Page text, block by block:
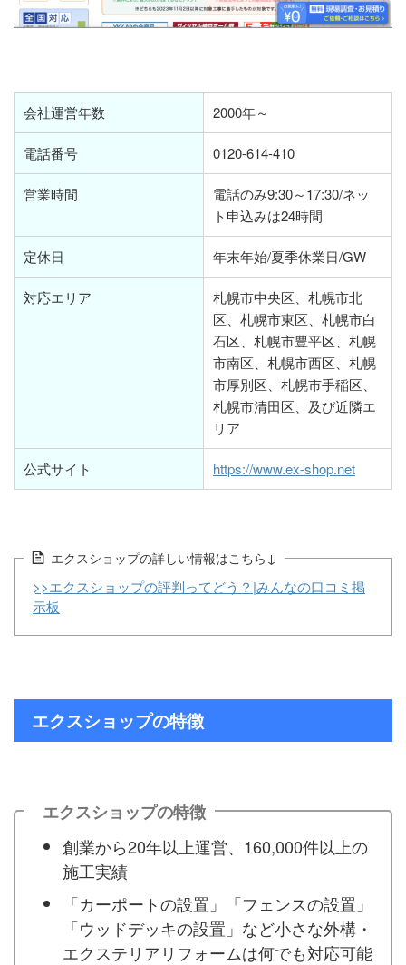
会社運営年数 2000年～
電話番号 0120-614-410
営業時間
電話のみ9:30～17:30/ネッ
ト申込みは24時間
定休日 年末年始/夏季休業日/GW
対応エリア
札幌市中央区、札幌市北
区、札幌市東区、札幌市白
石区、札幌市豊平区、札幌
市南区、札幌市西区、札幌
市厚別区、札幌市手稲区、
札幌市清田区、及び近隣エ
リア
公式サイト https://www.ex-shop.net
エクスショップの詳しい情報はこちら↓
>>エクスショップの評判ってどう？|みんなの口コミ掲
示板
エクスショップの特徴
エクスショップの特徴
創業から20年以上運営、160,000件以上の
施工実績
「カーポートの設置」「フェンスの設置」
「ウッドデッキの設置」など小さな外構・
エクステリアリフォームは何でも対応可能